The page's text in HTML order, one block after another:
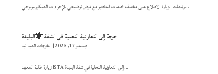
وشملت الزيارة الاطلاع على مختلف خدمات المختبر مع عرض توضيحي للإجراءات الميكروبيولوجي...
خرجة إلى التعاونية النحلية في الشفة 🐝البليدة
ديسمبر 17, 2025 |الخرجات الميدانية
زيارة طلبة المعهد ISTA إلى التعاونية النحلية في شفة البليدة...